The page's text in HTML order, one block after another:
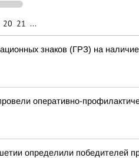
20 21 ...
знаков (ГРЗ) на
оперативно-
определили победителей